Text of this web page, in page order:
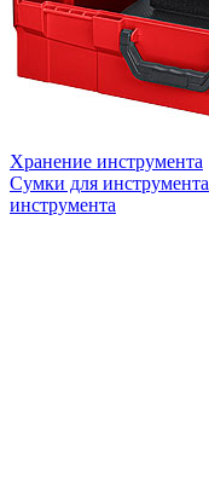
Хранение инструмента
Сумки для инструмента
инструмента